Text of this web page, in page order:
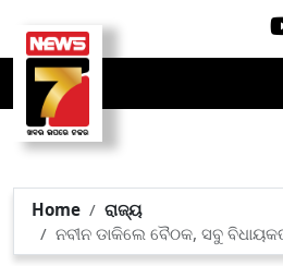
Home
ରାଜ୍ୟ
ନବୀନ ଡାକିଲେ ବୈଠକ, ସବୁ